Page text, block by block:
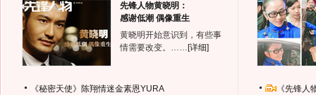
先锋人物黄晓明：
感谢低潮 偶像重生
黄晓明开始意识到，有些事
情需要改变。…… [详细]
《秘密天使》陈翔情迷金素恩YURA
《先锋